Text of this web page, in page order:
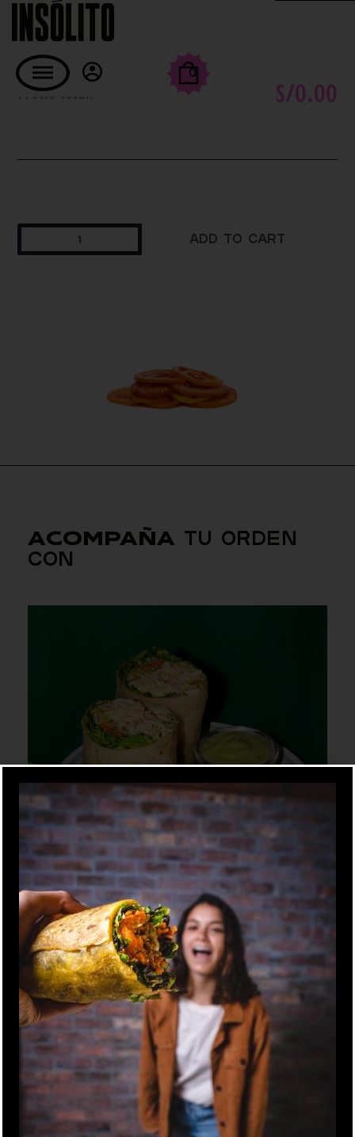
0
TOMATE
Precio total: S/0.00
Add to cart
ACOMPAÑA TU ORDEN
CON
al grill,
ranch
Chicken Fest
MASA CLÁSICA
Mix de lechugas, pollo al grill, mix de col,
guacamole, pico de gallo, fideos wantán y
apaltado.